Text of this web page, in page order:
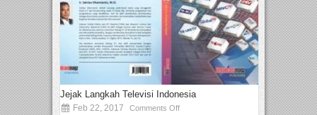
Jejak Langkah Televisi Indonesia
Feb 22, 2017 Comments Off